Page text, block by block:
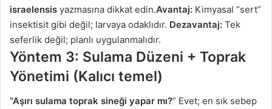
israelensis yazmasına dikkat edin.Avantaj: Kimyasal “sert”
insektisit gibi değil; larvaya odaklıdır. Dezavantaj: Tek
seferlik değil; planlı uygulanmalıdır.
Yöntem 3: Sulama Düzeni + Toprak
Yönetimi (Kalıcı temel)
“Aşırı sulama toprak sineği yapar mı?” Evet; en sık sebep